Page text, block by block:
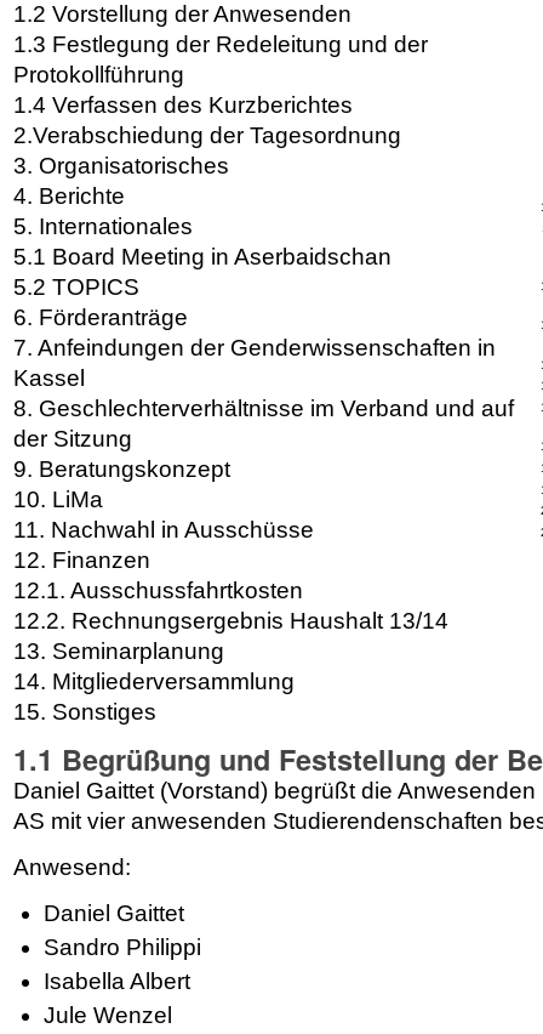
1.2 Vorstellung der Anwesenden
1.3 Festlegung der Redeleitung und der
Protokollführung
1.4 Verfassen des Kurzberichtes
2.Verabschiedung der Tagesordnung
3. Organisatorisches
4. Berichte
5. Internationales
5.1 Board Meeting in Aserbaidschan
5.2 TOPICS
6. Förderanträge
7. Anfeindungen der Genderwissenschaften in
Kassel
8. Geschlechterverhältnisse im Verband und auf
der Sitzung
9. Beratungskonzept
10. LiMa
11. Nachwahl in Ausschüsse
12. Finanzen
12.1. Ausschussfahrtkosten
12.2. Rechnungsergebnis Haushalt 13/14
13. Seminarplanung
14. Mitgliederversammlung
15. Sonstiges
1.1 Begrüßung und Feststellung der
Daniel Gaittet (Vorstand) begrüßt die
AS mit vier anwesenden Studierendenschaften
Anwesend:
Daniel Gaittet
Sandro Philippi
Isabella Albert
Jule Wenzel